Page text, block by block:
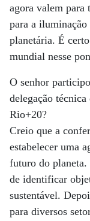
agora valem para
para a
planetária. É
mundial nesse
O senhor
delegação
Rio+20?
Creio que a
estabelecer uma
futuro do planeta.
de identificar
sustentável.
para diversos